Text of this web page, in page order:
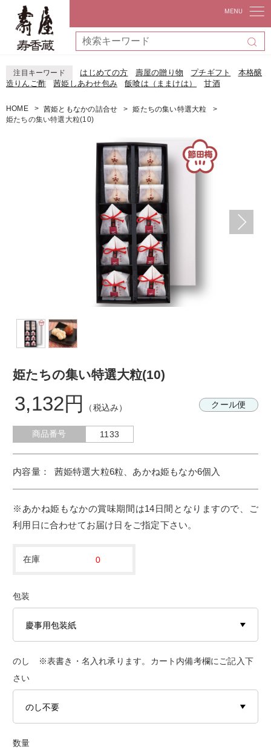
注目キーワード はじめての方 壽屋の贈り物 プチギフト
本格醸
造りんご酢
茜姫しあわせ包み 飯喰は（ままけは） 甘酒
HOME 茜姫ともなかの詰合せ
姫たちの集い特選大粒
姫たちの集い特選大粒(10)
姫たちの集い特選大粒(10)
クール便
3,132円 （税込み）
商品番号 1133
茜姫特選大粒6粒、あかね姫もなか6個入
※あかね姫もなかの賞味期間は14日間となりますので、ご
利用日に合わせてお届け日をご指定下さい。
在庫 0
包装
のし ※表書き・名入れ承ります。カート内備考欄にご記入下
さい
数量